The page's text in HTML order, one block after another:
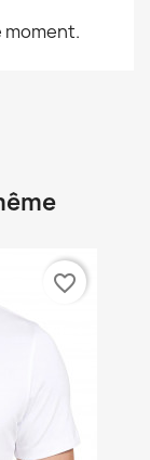
moment.
favorite_border